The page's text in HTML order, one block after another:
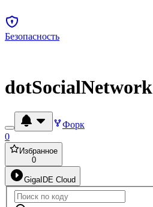
Безопасность
dotSocialNetwork
Форк
0
Избранное
0
GigaIDE Cloud